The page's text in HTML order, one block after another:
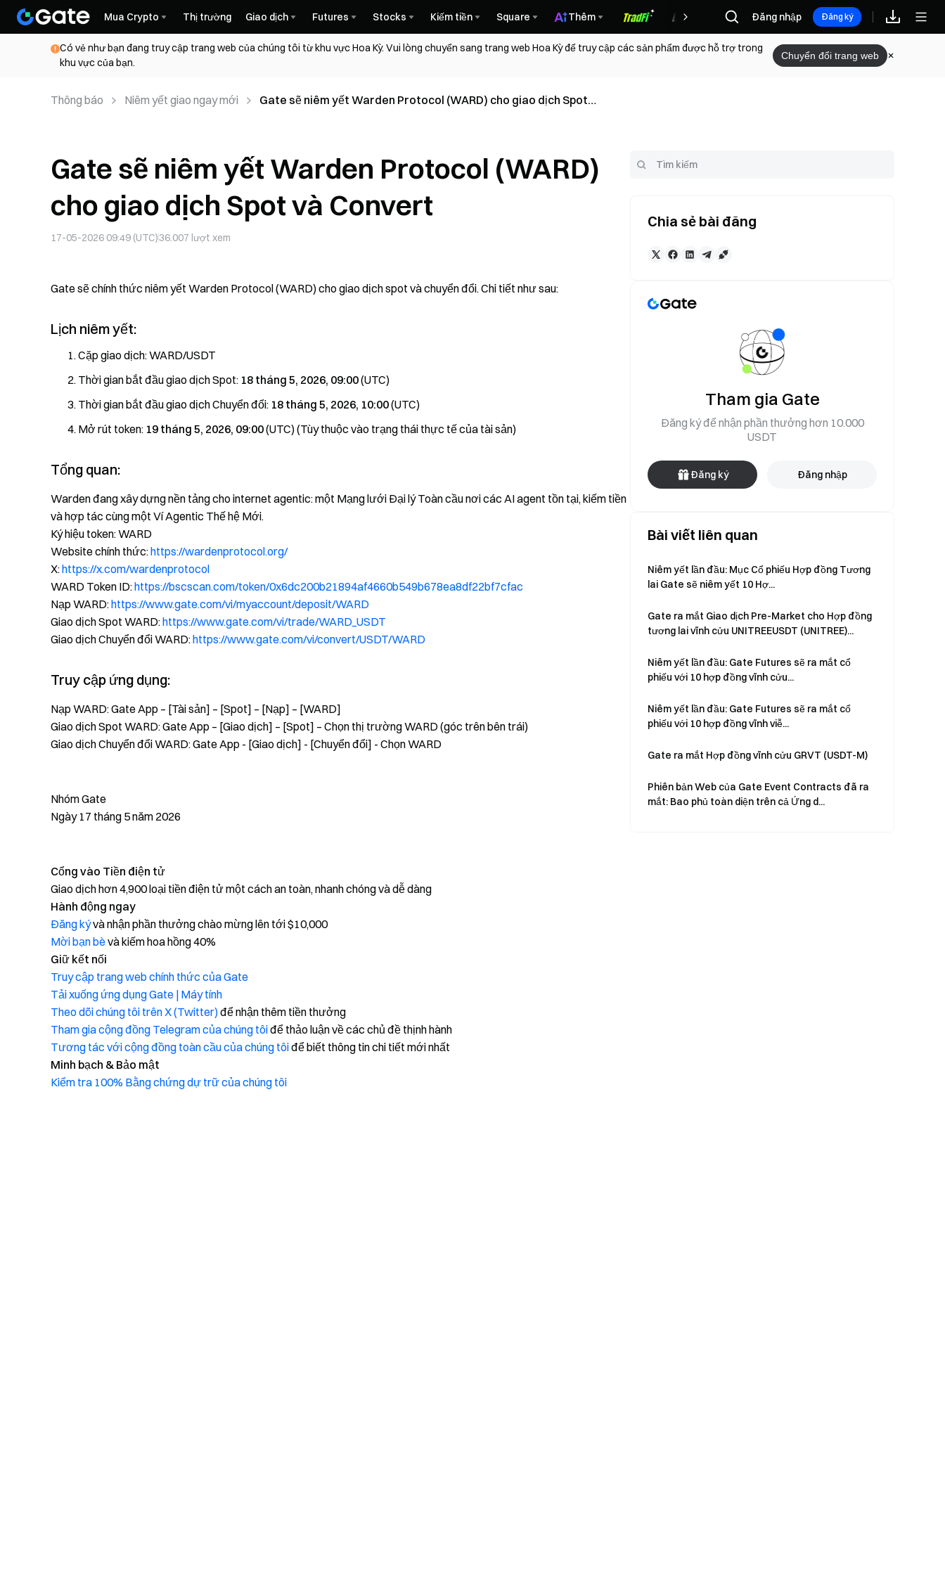
Mua Crypto Thị trường Giao dịch Futures Stocks Kiếm tiền Square Thêm Phần thưởngĐăng nhập Đăng ký
Có vẻ như bạn đang truy cập trang web của chúng tôi từ khu vực Hoa Kỳ. Vui lòng chuyển sang trang web Hoa Kỳ để truy cập các sản phẩm được hỗ trợ trong
khu vực của bạn.
Chuyển đổi trang web
Thông báo Niêm yết giao ngay mới
Gate sẽ niêm yết Warden Protocol (WARD) cho giao dịch Spot
Gate sẽ niêm yết Warden Protocol (WARD)
cho giao dịch Spot và Convert
17-05-2026 09:49 (UTC)36.007 lượt xem
Gate sẽ chính thức niêm yết Warden Protocol (WARD) cho giao dịch spot và chuyển đổi. Chi tiết như sau:
Lịch niêm yết:
Cặp giao dịch: WARD/USDT
Thời gian bắt đầu giao dịch Spot: 18 tháng 5, 2026, 09:00(UTC)
Thời gian bắt đầu giao dịch Chuyển đổi: 18 tháng 5, 2026, 10:00(UTC)
Mở rút token: 19 tháng 5, 2026, 09:00(UTC) (Tùy thuộc vào trạng thái thực tế của tài sản)
Tổng quan:
Warden đang xây dựng nền tảng cho internet agentic: một Mạng lưới Đại lý Toàn cầu nơi các AI agent tồn tại, kiếm tiền
và hợp tác cùng một Ví Agentic Thế hệ Mới.
Ký hiệu token: WARD
Website chính thức:https://wardenprotocol.org/
X:https://x.com/wardenprotocol
WARD Token ID:https://bscscan.com/token/0x6dc200b21894af4660b549b678ea8df22bf7cfac
Nạp WARD:https://www.gate.com/vi/myaccount/deposit/WARD
Giao dịch Spot WARD:https://www.gate.com/vi/trade/WARD_USDT
Giao dịch Chuyển đổi WARD:https://www.gate.com/vi/convert/USDT/WARD
Truy cập ứng dụng:
Nạp WARD: Gate App – [Tài sản] – [Spot] – [Nạp] – [WARD]
Giao dịch Spot WARD: Gate App – [Giao dịch] – [Spot] – Chọn thị trường WARD (góc trên bên trái)
Giao dịch Chuyển đổi WARD: Gate App - [Giao dịch] - [Chuyển đổi] - Chọn WARD
Nhóm Gate
Ngày 17 tháng 5 năm 2026
Cổng vào Tiền điện tử
Giao dịch hơn 4,900 loại tiền điện tử một cách an toàn, nhanh chóng và dễ dàng
Hành động ngay
Đăng kývà nhận phần thưởng chào mừng lên tới $10,000
Mời bạn bèvà kiếm hoa hồng 40%
Giữ kết nối
Truy cập trang web chính thức của Gate
Tải xuống ứng dụng Gate | Máy tính
Theo dõi chúng tôi trên X (Twitter)để nhận thêm tiền thưởng
Tham gia cộng đồng Telegram của chúng tôiđể thảo luận về các chủ đề thịnh hành
Tương tác với cộng đồng toàn cầu của chúng tôiđể biết thông tin chi tiết mới nhất
Minh bạch & Bảo mật
Kiểm tra 100% Bằng chứng dự trữ của chúng tôi
Chia sẻ bài đăng
Tham gia Gate
Đăng ký để nhận phần thưởng hơn 10.000
USDT
Đăng ký Đăng nhập
Bài viết liên quan
Niêm yết lần đầu: Mục Cổ phiếu Hợp đồng Tương
lai Gate sẽ niêm yết 10 Hợ...
Gate ra mắt Giao dịch Pre-Market cho Hợp đồng
tương lai vĩnh cửu UNITREEUSDT (UNITREE)...
Niêm yết lần đầu: Gate Futures sẽ ra mắt cổ
phiếu với 10 hợp đồng vĩnh cửu...
Niêm yết lần đầu: Gate Futures sẽ ra mắt cổ
phiếu với 10 hợp đồng vĩnh viễ...
Gate ra mắt Hợp đồng vĩnh cửu GRVT (USDT-M)
Phiên bản Web của Gate Event Contracts đã ra
mắt: Bao phủ toàn diện trên cả Ứng d...